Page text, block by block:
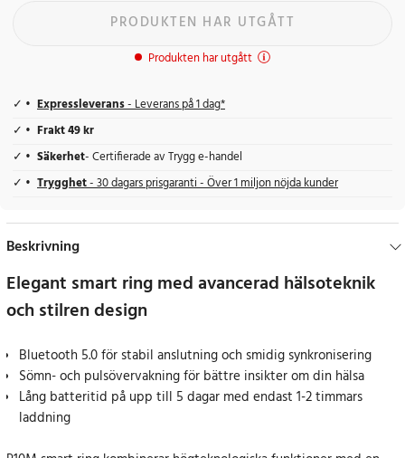
PRODUKTEN HAR UTGÅTT
Produkten har utgått
Expressleverans- Leverans på 1 dag*
Frakt 49 kr
Säkerhet- Certifierade av Trygg e-handel
Trygghet- 30 dagars prisgaranti - Över 1 miljon nöjda kunder
Beskrivning
Elegant smart ring med avancerad hälsoteknik
och stilren design
Bluetooth 5.0 för stabil anslutning och smidig synkronisering
Sömn- och pulsövervakning för bättre insikter om din hälsa
Lång batteritid på upp till 5 dagar med endast 1-2 timmars
laddning